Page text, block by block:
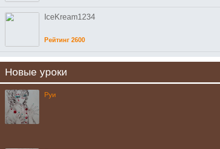
IceKream1234
Рейтинг 2600
Новые уроки
Руи